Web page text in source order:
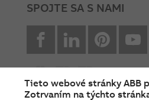
SPOJTE SA S NAMI
facebookLinkedin Pinterest
Tieto webové stránky ABB
Zotrvaním na týchto